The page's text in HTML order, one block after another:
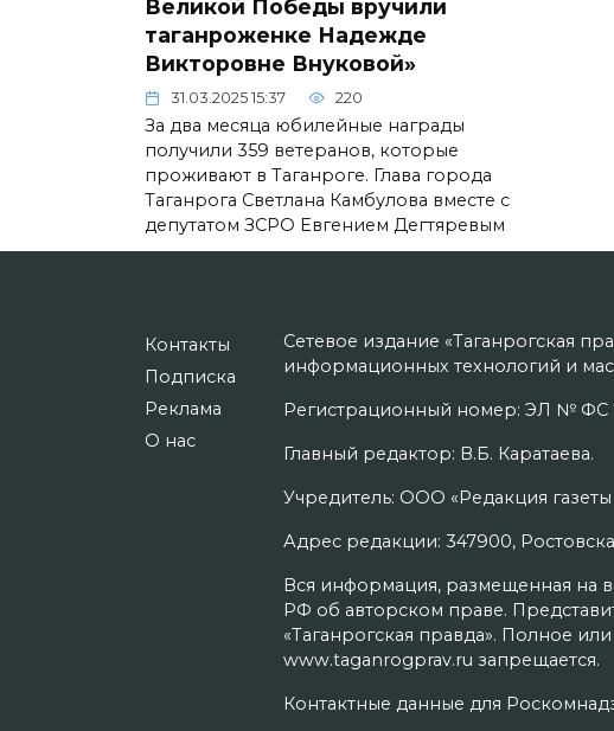
Великой Победы вручили
таганроженке Надежде
Викторовне Внуковой»
31.03.2025 15:37 220
За два месяца юбилейные награды
получили 359 ветеранов, которые
проживают в Таганроге. Глава города
Таганрога Светлана Камбулова вместе с
депутатом ЗСРО Евгением Дегтяревым
Контакты
Подписка
Реклама
О нас
Сетевое издание «Таганрогская
информационных технологий и
Регистрационный номер: ЭЛ № ФС
Главный редактор: В.Б. Каратаева.
Учредитель: ООО «Редакция газеты
Адрес редакции: 347900,
Вся информация, размещенная на
РФ об авторском праве.
«Таганрогская правда». Полное
www.taganrogprav.ru запрещается.
Контактные данные для